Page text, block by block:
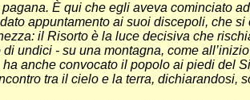
È qui che egli aveva cominciato
appuntamento ai suoi discepoli, che
il Risorto è la luce decisiva che
undici - su una montagna, come
anche convocato il popolo ai piedi del
tra il cielo e la terra, dichiarandosi,